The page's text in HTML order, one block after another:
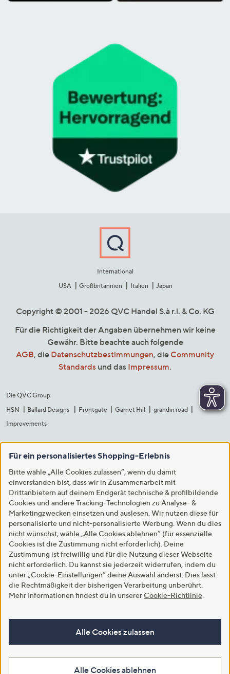
International
USA
Großbritannien Italien Japan
Copyright © 2001 - 2026 QVC Handel S.à r.l. & Co. KG
Für die Richtigkeit der Angaben übernehmen wir keine
Gewähr. Bitte beachte auch folgende
AGB, die Datenschutzbestimmungen, die Community
Standards und das Impressum.
Die QVC Group
HSN
Ballard Designs Frontgate Garnet Hill
grandin road
Improvements
Für ein personalisiertes Shopping-Erlebnis
Bitte wähle „Alle Cookies zulassen“, wenn du damit
einverstanden bist, dass wir in Zusammenarbeit mit
Drittanbietern auf deinem Endgerät technische & profilbildende
Cookies und andere Tracking-Technologien zu Analyse- &
Marketingzwecken einsetzen und auslesen. Wir nutzen diese für
personalisierte und nicht-personalisierte Werbung. Wenn du dies
nicht wünschst, wähle „Alle Cookies ablehnen“ (für essenzielle
Cookies ist die Zustimmung nicht erforderlich). Deine
Zustimmung ist freiwillig und für die Nutzung dieser Webseite
nicht erforderlich. Du kannst sie jederzeit widerrufen, indem du
unter „Cookie-Einstellungen“ deine Auswahl änderst. Dies lässt
die Rechtmäßigkeit der bisherigen Verarbeitung unberührt.
Mehr Informationen findest du in unserer Cookie-Richtlinie
Alle Cookies zulassen
Alle Cookies ablehnen